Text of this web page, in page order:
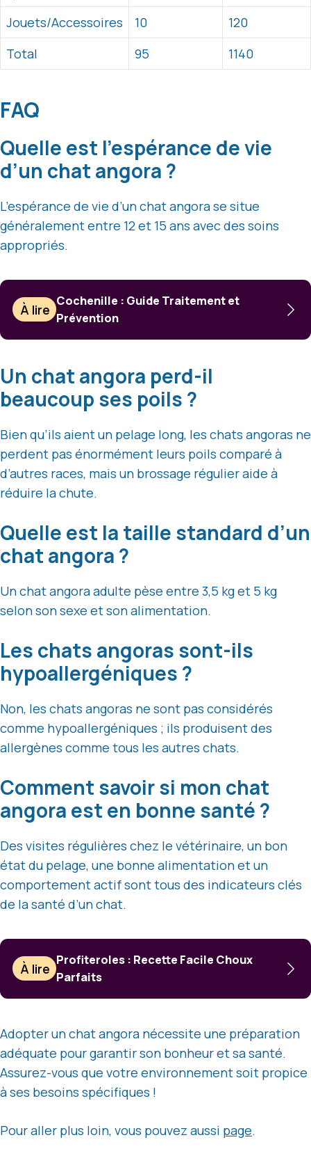
Jouets/Accessoires 10
120
Total
95 1140
FAQ
Quelle est l’espérance de vie
d’un chat angora ?
L’espérance de vie d’un chat angora se situe
généralement entre 12 et 15 ans avec des soins
appropriés.
À lire
Cochenille : Guide Traitement et
Prévention
Un chat angora perd-il
beaucoup ses poils ?
Bien qu’ils aient un pelage long, les chats angoras ne
perdent pas énormément leurs poils comparé à
d’autres races, mais un brossage régulier aide à
réduire la chute.
Quelle est la taille standard d’un
chat angora ?
Un chat angora adulte pèse entre 3,5 kg et 5 kg
selon son sexe et son alimentation.
Les chats angoras sont-ils
hypoallergéniques ?
Non, les chats angoras ne sont pas considérés
comme hypoallergéniques ; ils produisent des
allergènes comme tous les autres chats.
Comment savoir si mon chat
angora est en bonne santé ?
Des visites régulières chez le vétérinaire, un bon
état du pelage, une bonne alimentation et un
comportement actif sont tous des indicateurs clés
de la santé d’un chat.
À lire
Profiteroles : Recette Facile Choux
Parfaits
Adopter un chat angora nécessite une préparation
adéquate pour garantir son bonheur et sa santé.
Assurez-vous que votre environnement soit propice
à ses besoins spécifiques !
Pour aller plus loin, vous pouvez aussi page.